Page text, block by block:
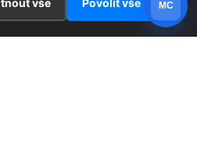
vše Povolit vše MC